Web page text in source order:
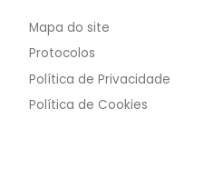
Mapa do site
Protocolos
Política de Privacidade
Política de Cookies